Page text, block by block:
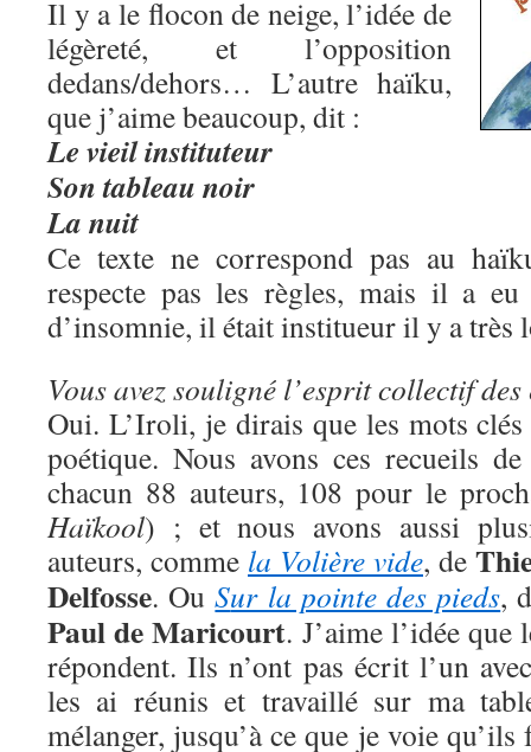
Il y a le flocon de neige, l’idée de
légèreté, et l’opposition
dedans/dehors… L’autre haïku,
que j’aime beaucoup, dit :
Le vieil instituteur
Son tableau noir
La nuit
Ce texte ne correspond pas au
respecte pas les règles, mais il a
d’insomnie, il était institueur il y a
Vous avez souligné l’esprit collectif
Oui. L’Iroli, je dirais que les mots
poétique. Nous avons ces recueils
chacun 88 auteurs, 108 pour le
Haïkool) ; et nous avons aussi
auteurs, comme la Volière vide, de
Delfosse. OuSur la pointe des pieds,
Paul de Maricourt. J’aime l’idée
répondent. Ils n’ont pas écrit l’un
les ai réunis et travaillé sur ma
mélanger, jusqu’à ce que je voie